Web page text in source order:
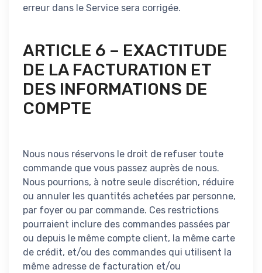
erreur dans le Service sera corrigée.
ARTICLE 6 – EXACTITUDE
DE LA FACTURATION ET
DES INFORMATIONS DE
COMPTE
Nous nous réservons le droit de refuser toute
commande que vous passez auprès de nous.
Nous pourrions, à notre seule discrétion, réduire
ou annuler les quantités achetées par personne,
par foyer ou par commande. Ces restrictions
pourraient inclure des commandes passées par
ou depuis le même compte client, la même carte
de crédit, et/ou des commandes qui utilisent la
même adresse de facturation et/ou